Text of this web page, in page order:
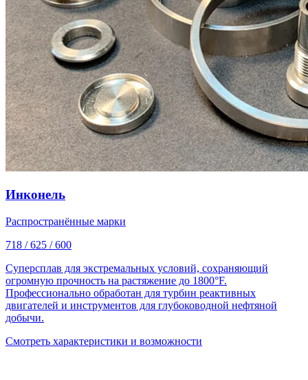
Инконель
Распространённые марки
718 / 625 / 600
Суперсплав для экстремальных условий, сохраняющий
огромную прочность на растяжение до 1800°F.
Профессионально обработан для турбин реактивных
двигателей и инструментов для глубоководной нефтяной
добычи.
Смотреть характеристики и возможности